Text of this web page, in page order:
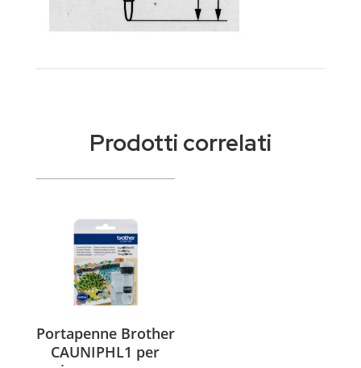
Prodotti correlati
Portapenne Brother
CAUNIPHL1 per